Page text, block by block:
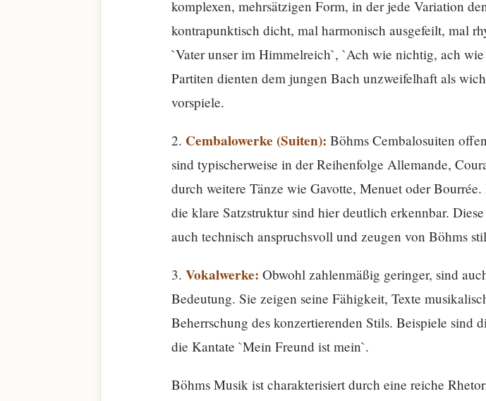
komplexen, mehrsätzigen Form, in der jede Variation
kontrapunktisch dicht, mal harmonisch ausgefeilt, mal
`Vater unser im Himmelreich`, `Ach wie nichtig, ach
Partiten dienten dem jungen Bach unzweifelhaft als
vorspiele.
2. Cembalowerke (Suiten): Böhms Cembalosuiten
sind typischerweise in der Reihenfolge Allemande,
durch weitere Tänze wie Gavotte, Menuet oder
die klare Satzstruktur sind hier deutlich erkennbar.
auch technisch anspruchsvoll und zeugen von Böhms
3. Vokalwerke: Obwohl zahlenmäßig geringer, sind
Bedeutung. Sie zeigen seine Fähigkeit, Texte
Beherrschung des konzertierenden Stils. Beispiele
die Kantate `Mein Freund ist mein`.
Böhms Musik ist charakterisiert durch eine reiche